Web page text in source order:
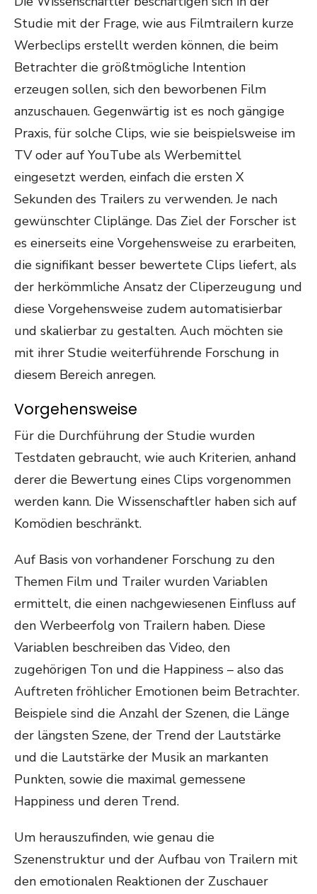
Studie mit der Frage, wie aus Filmtrailern kurze
Werbeclips erstellt werden können, die beim
Betrachter die größtmögliche Intention
erzeugen sollen, sich den beworbenen Film
anzuschauen. Gegenwärtig ist es noch gängige
Praxis, für solche Clips, wie sie beispielsweise im
TV oder auf YouTube als Werbemittel
eingesetzt werden, einfach die ersten X
Sekunden des Trailers zu verwenden. Je nach
gewünschter Cliplänge. Das Ziel der Forscher ist
es einerseits eine Vorgehensweise zu erarbeiten,
die signifikant besser bewertete Clips liefert, als
der herkömmliche Ansatz der Cliperzeugung und
diese Vorgehensweise zudem automatisierbar
und skalierbar zu gestalten. Auch möchten sie
mit ihrer Studie weiterführende Forschung in
diesem Bereich anregen.
Vorgehensweise
Für die Durchführung der Studie wurden
Testdaten gebraucht, wie auch Kriterien, anhand
derer die Bewertung eines Clips vorgenommen
werden kann. Die Wissenschaftler haben sich auf
Komödien beschränkt.
Auf Basis von vorhandener Forschung zu den
Themen Film und Trailer wurden Variablen
ermittelt, die einen nachgewiesenen Einfluss auf
den Werbeerfolg von Trailern haben. Diese
Variablen beschreiben das Video, den
zugehörigen Ton und die Happiness – also das
Auftreten fröhlicher Emotionen beim Betrachter.
Beispiele sind die Anzahl der Szenen, die Länge
der längsten Szene, der Trend der Lautstärke
und die Lautstärke der Musik an markanten
Punkten, sowie die maximal gemessene
Happiness und deren Trend.
Um herauszufinden, wie genau die
Szenenstruktur und der Aufbau von Trailern mit
den emotionalen Reaktionen der Zuschauer